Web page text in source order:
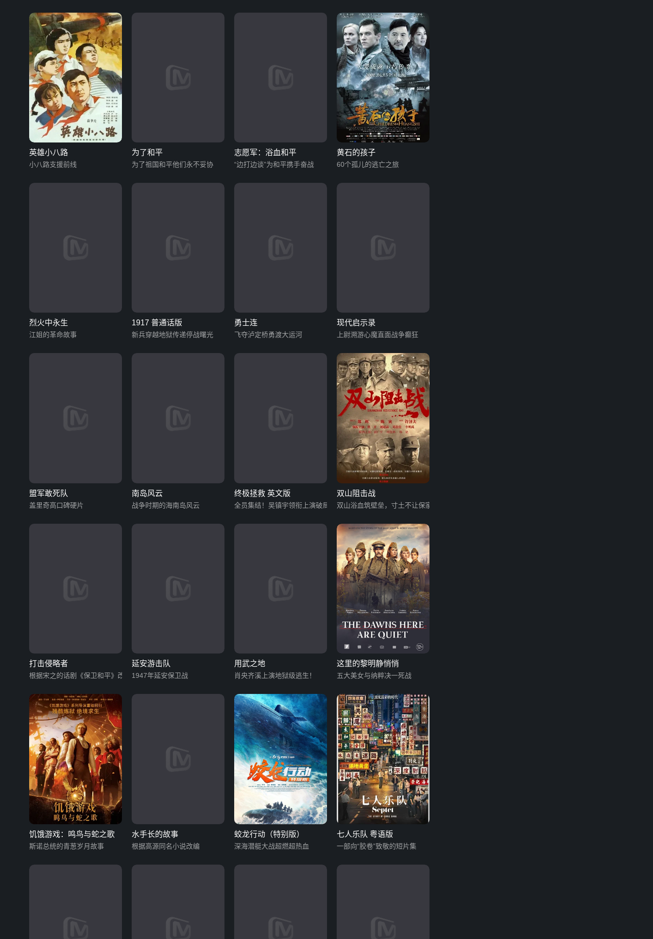
英雄小八路
小八路支援前线
为了和平
为了祖国和平他们永不妥协
志愿军：浴血和平
“边打边谈”为和平携手奋战
黄石的孩子
60个孤儿的逃亡之旅
烈火中永生
江姐的革命故事
1917 普通话版
新兵穿越地狱传递停战曙光
勇士连
飞夺泸定桥勇渡大运河
现代启示录
上尉溯游心魔直面战争癫狂
盟军敢死队
盖里奇高口碑硬片
南岛风云
战争时期的海南岛风云
终极拯救 英文版
全员集结！吴镇宇领衔上演破局营救
双山阻击战
双山浴血筑壁垒，寸土不让保家园
打击侵略者
根据宋之的话剧《保卫和平》改编
延安游击队
1947年延安保卫战
用武之地
肖央齐溪上演地狱级逃生！
这里的黎明静悄悄
五大美女与纳粹决一死战
饥饿游戏：鸣鸟与蛇之歌
斯诺总统的青葱岁月故事
水手长的故事
根据高源同名小说改编
蛟龙行动（特别版）
深海潜艇大战超燃超热血
七人乐队 粤语版
一部向“胶卷”致敬的短片集